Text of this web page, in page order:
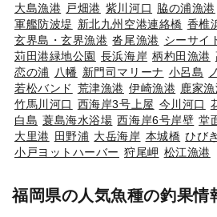
大島漁港 戸畑港 紫川河口 脇の浦漁港
軍艦防波堤 新北九州空港連絡橋 香椎
玄界島・玄界漁港 沓尾漁港 シーサイ
苅田港緑地公園 長浜海岸 柄杓田漁港
恋の浦
八幡 新門司マリーナ 小呂島
若松バンド 荒津漁港 伊崎漁港 鹿家
竹馬川河口 西海岸3号上屋 今川河口
白島 蓑島海水浴場 西海岸6号岸壁 堂
大里港 田野浦 大岳海岸 本城橋 ひび
小戸ヨットハーバー 狩尾岬 松江漁港
福岡県の人気魚種の釣果情